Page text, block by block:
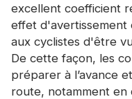
excellent coefficient
effet
aux cyclistes d'être
De cette façon, les
préparer à l’avance
route, notamment en